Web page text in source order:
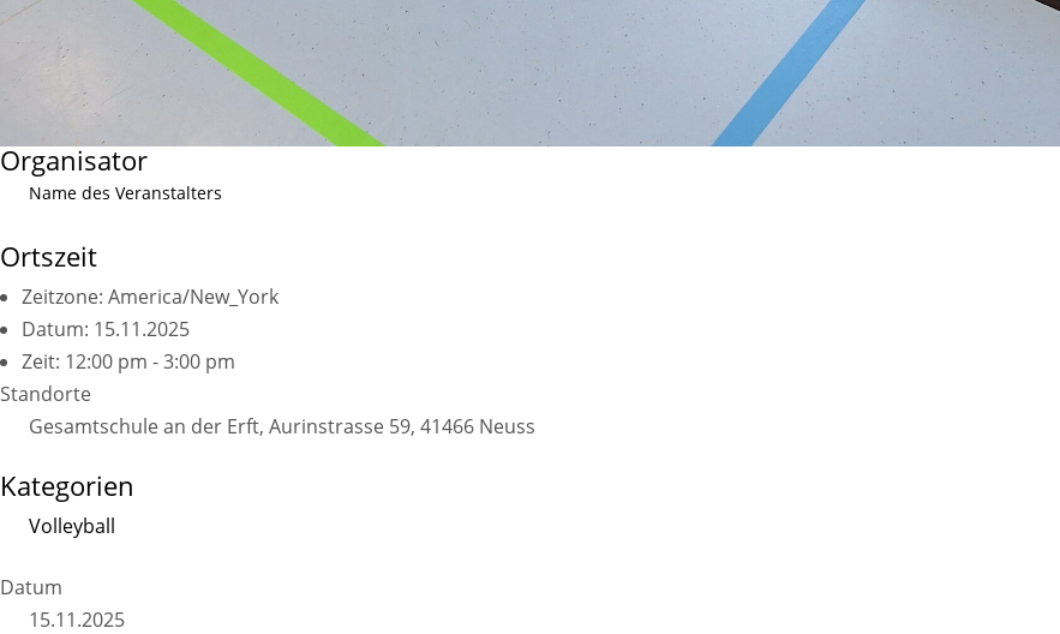
Organisator
Name des Veranstalters
Ortszeit
Zeitzone: America/New_York
Datum: 15.11.2025
Zeit: 12:00 pm - 3:00 pm
Standorte
Gesamtschule an der Erft, Aurinstrasse 59, 41466 Neuss
Kategorien
Volleyball
Datum
15.11.2025